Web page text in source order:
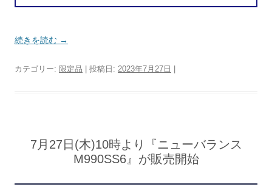
続きを読む →
カテゴリー: 限定品 | 投稿日: 2023年7月27日
7月27日(木)10時より『ニューバランス
M990SS6』が販売開始